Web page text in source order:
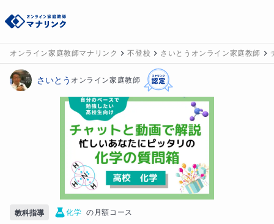
オンライン家庭教師マナリンク 不登校 さいとうオンライン家庭教師
さいとう オンライン家庭教師
教科指導 化学 の 月額コース